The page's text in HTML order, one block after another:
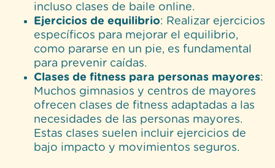
incluso clases de baile online.
Ejercicios de equilibrio: Realizar ejercicios
específicos para mejorar el equilibrio,
como pararse en un pie, es fundamental
para prevenir caídas.
Clases de fitness para personas mayores:
Muchos gimnasios y centros de mayores
ofrecen clases de fitness adaptadas a las
necesidades de las personas mayores.
Estas clases suelen incluir ejercicios de
bajo impacto y movimientos seguros.